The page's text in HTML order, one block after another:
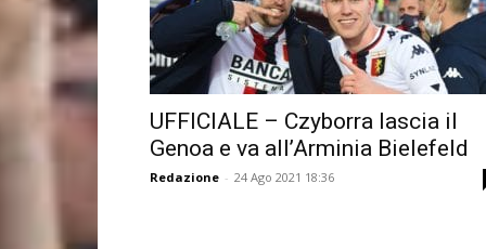
UFFICIALE – Czyborra lascia il
Genoa e va all’Arminia Bielefeld
Redazione - 24 Ago 2021 18:36